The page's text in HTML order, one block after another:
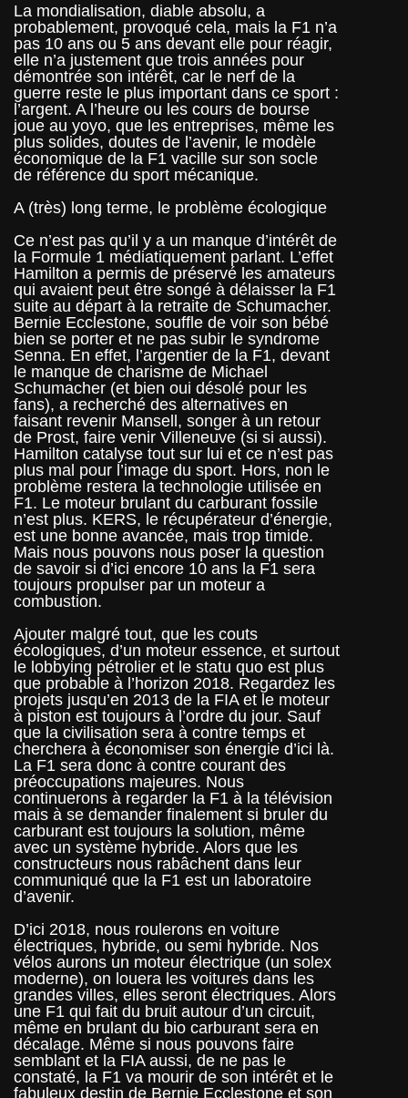
La mondialisation, diable absolu, a
probablement, provoqué cela, mais la F1 n’a
pas 10 ans ou 5 ans devant elle pour réagir,
elle n’a justement que trois années pour
démontrée son intérêt, car le nerf de la
guerre reste le plus important dans ce sport :
l’argent. A l’heure ou les cours de bourse
joue au yoyo, que les entreprises, même les
plus solides, doutes de l’avenir, le modèle
économique de la F1 vacille sur son socle
de référence du sport mécanique.
A (très) long terme, le problème écologique
Ce n’est pas qu’il y a un manque d’intérêt de
la Formule 1 médiatiquement parlant. L’effet
Hamilton a permis de préservé les amateurs
qui avaient peut être songé à délaisser la F1
suite au départ à la retraite de Schumacher.
Bernie Ecclestone, souffle de voir son bébé
bien se porter et ne pas subir le syndrome
Senna. En effet, l’argentier de la F1, devant
le manque de charisme de Michael
Schumacher (et bien oui désolé pour les
fans), a recherché des alternatives en
faisant revenir Mansell, songer à un retour
de Prost, faire venir Villeneuve (si si aussi).
Hamilton catalyse tout sur lui et ce n’est pas
plus mal pour l’image du sport. Hors, non le
problème restera la technologie utilisée en
F1. Le moteur brulant du carburant fossile
n’est plus. KERS, le récupérateur d’énergie,
est une bonne avancée, mais trop timide.
Mais nous pouvons nous poser la question
de savoir si d’ici encore 10 ans la F1 sera
toujours propulser par un moteur a
combustion.
Ajouter malgré tout, que les couts
écologiques, d’un moteur essence, et surtout
le lobbying pétrolier et le statu quo est plus
que probable à l’horizon 2018. Regardez les
projets jusqu’en 2013 de la FIA et le moteur
à piston est toujours à l’ordre du jour. Sauf
que la civilisation sera à contre temps et
cherchera à économiser son énergie d’ici là.
La F1 sera donc à contre courant des
préoccupations majeures. Nous
continuerons à regarder la F1 à la télévision
mais à se demander finalement si bruler du
carburant est toujours la solution, même
avec un système hybride. Alors que les
constructeurs nous rabâchent dans leur
communiqué que la F1 est un laboratoire
d’avenir.
D’ici 2018, nous roulerons en voiture
électriques, hybride, ou semi hybride. Nos
vélos aurons un moteur électrique (un solex
moderne), on louera les voitures dans les
grandes villes, elles seront électriques. Alors
une F1 qui fait du bruit autour d’un circuit,
même en brulant du bio carburant sera en
décalage. Même si nous pouvons faire
semblant et la FIA aussi, de ne pas le
constaté, la F1 va mourir de son intérêt et le
fabuleux destin de Bernie Ecclestone et son